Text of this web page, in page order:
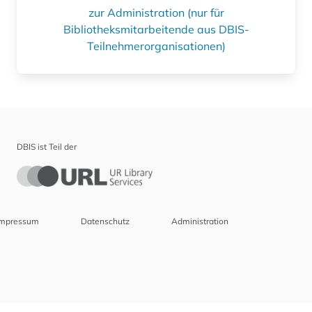
zur Administration (nur für
Bibliotheksmitarbeitende aus DBIS-
Teilnehmerorganisationen)
DBIS ist Teil der
Datenschutz Administration